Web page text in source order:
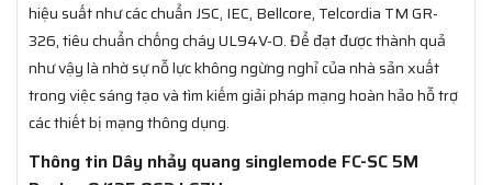
hiệu suất như các chuẩn JSC, IEC, Bellcore, Telcordia TM GR-
326, tiêu chuẩn chống cháy UL94V-O. Để đạt được thành quả
như vậy là nhờ sự nỗ lực không ngừng nghỉ của nhà sản xuất
trong việc sáng tạo và tìm kiếm giải pháp mạng hoàn hảo hỗ trợ
các thiết bị mạng thông dụng.
Thông tin Dây nhảy quang singlemode FC-SC 5M